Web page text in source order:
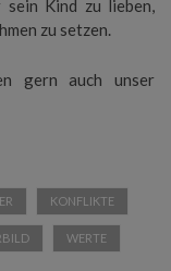
sein Kind zu lieben,
zu setzen.
gern auch unser
KONFLIKTE
WERTE